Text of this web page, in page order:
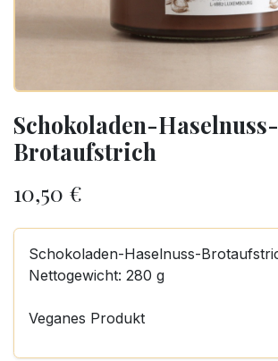
Schokoladen-Haselnuss-
Brotaufstrich
10,50 €
Schokoladen-Haselnuss-
Nettogewicht: 280 g
Veganes Produkt